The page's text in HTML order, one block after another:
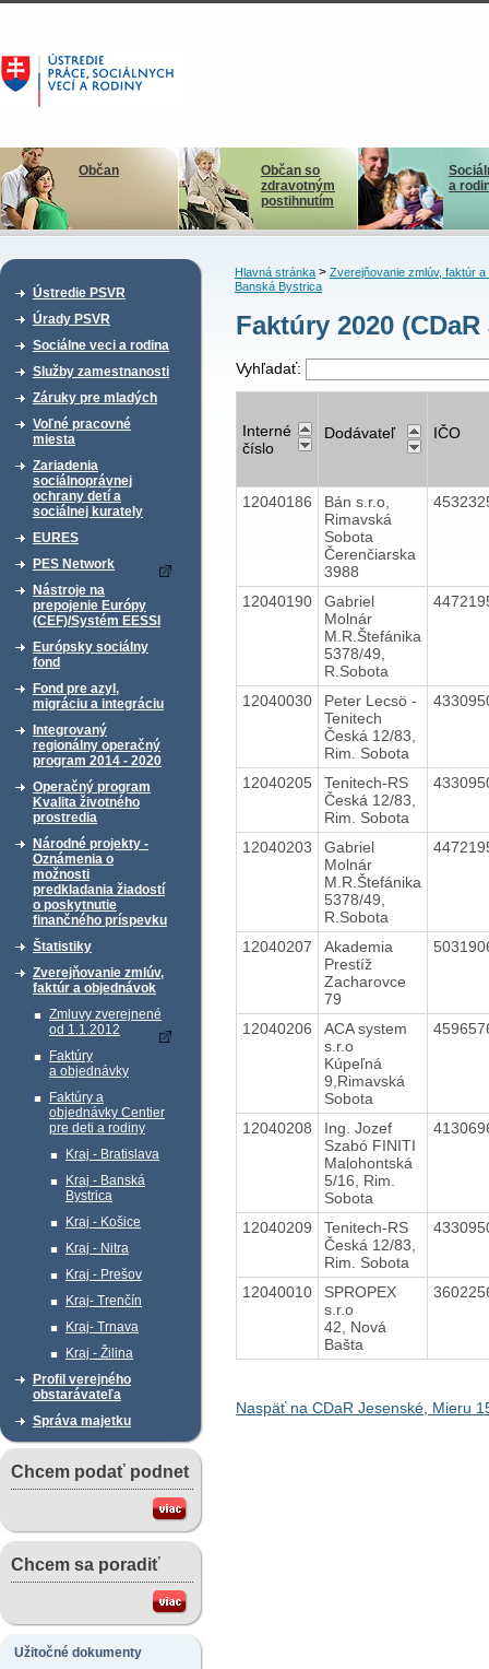
Občan
Občan so
zdravotným
postihnutím
a
Ústredie PSVR
Úrady PSVR
Sociálne veci a rodina
Služby zamestnanosti
Záruky pre mladých
Voľné pracovné
miesta
Zariadenia
sociálnoprávnej
ochrany detí a
sociálnej kurately
EURES
PES Network
Nástroje na
prepojenie Európy
(CEF)/Systém EESSI
Európsky sociálny
fond
Fond pre azyl,
migráciu a integráciu
Integrovaný
regionálny operačný
program 2014 - 2020
Operačný program
Kvalita životného
prostredia
Národné projekty -
Oznámenia o
možnosti
predkladania žiadostí
o poskytnutie
finančného príspevku
Štatistiky
Zverejňovanie zmlúv,
faktúr a objednávok
Zmluvy zverejnené
od 1.1.2012
Faktúry
a objednávky
Faktúry a
objednávky Centier
pre deti a rodiny
Kraj - Bratislava
Kraj - Banská
Bystrica
Kraj - Košice
Kraj - Nitra
Kraj - Prešov
Kraj- Trenčín
Kraj- Trnava
Kraj - Žilina
Profil verejného
obstarávateľa
Správa majetku
Chcem podať podnet
Chcem sa poradiť
Užitočné dokumenty
Hlavná stránka> Zverejňovanie zmlúv, faktúr a
Banská Bystrica
Faktúry 2020
Vyhľadať:
Interné
číslo
Dodávateľ IČO
12040186
Bán s.r.o,
Rimavská
Sobota
Čerenčiarska
3988
12040190
Gabriel
Molnár
M.R.Štefánika
5378/49,
R.Sobota
12040030
Peter Lecsö -
Tenitech
Česká 12/83,
Rim. Sobota
12040205
Tenitech-RS
Česká 12/83,
Rim. Sobota
12040203
Gabriel
Molnár
M.R.Štefánika
5378/49,
R.Sobota
12040207
Akademia
Prestíž
Zacharovce
79
12040206
ACA system
s.r.o
Kúpeľná
9,Rimavská
Sobota
12040208
Ing. Jozef
Szabó FINITI
Malohontská
5/16, Rim.
Sobota
12040209
Tenitech-RS
Česká 12/83,
Rim. Sobota
12040010
SPROPEX
s.r.o
42, Nová
Bašta
Naspäť na CDaR Jesenské, Mieru